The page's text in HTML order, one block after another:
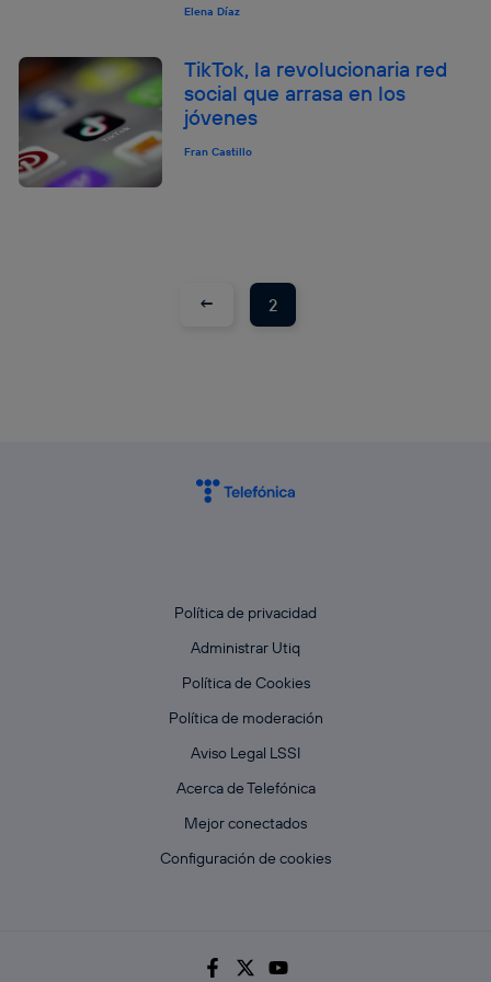
Elena Díaz
TikTok, la revolucionaria red
social que arrasa en los
jóvenes
Fran Castillo
← 2
Política de privacidad
Administrar Utiq
Política de Cookies
Política de moderación
Aviso Legal LSSI
Acerca de Telefónica
Mejor conectados
Configuración de cookies
actividades de navegación de los miembros del hogar
que hayan dado su consentimiento.
Si utilizasdatos móviles, el marketing será más
personalizado, ya que se basará únicamente en la
navegación del usuario del móvil.
Puedes gestionar los consentimientos Utiq seleccionando